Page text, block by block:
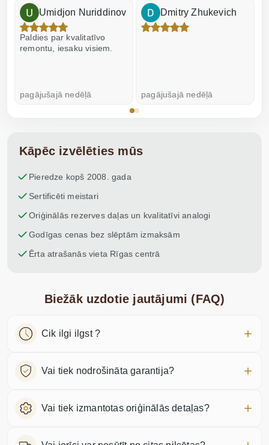
Umidjon Nuriddinov
Paldies par kvalitatīvo
remontu, iesaku visiem.
pagājušajā nedēļā
Dmitry Zhukevich
pagājušajā nedēļā
Kāpēc izvēlēties mūs
Pieredze kopš 2008. gada
Sertificēti meistari
Oriģinālās rezerves daļas un kvalitatīvi analogi
Godīgas cenas bez slēptām izmaksām
Ērta atrašanās vieta Rīgas centrā
Biežāk uzdotie jautājumi (FAQ)
Cik ilgi ilgst ?
Vai tiek nodrošināta garantija?
Vai tiek izmantotas oriģinālās detaļas?